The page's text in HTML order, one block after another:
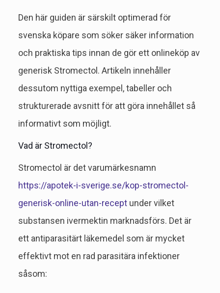
Den här guiden är särskilt optimerad för
svenska köpare som söker säker information
och praktiska tips innan de gör ett onlineköp av
generisk Stromectol. Artikeln innehåller
dessutom nyttiga exempel, tabeller och
strukturerade avsnitt för att göra innehållet så
informativt som möjligt.
Vad är Stromectol?
Stromectol är det varumärkesnamn
https://apotek-i-sverige.se/kop-stromectol-
generisk-online-utan-receptunder vilket
substansen ivermektin marknadsförs. Det är
ett antiparasitärt läkemedel som är mycket
effektivt mot en rad parasitära infektioner
såsom: